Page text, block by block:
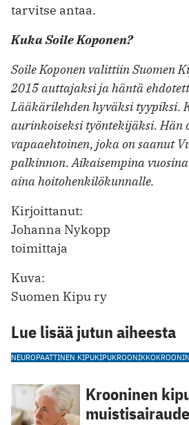
tarvitse antaa.
Kuka Soile Koponen?
Soile Koponen valittiin Suomen
2015 auttajaksi ja häntä
Lääkärilehden hyväksi tyypiksi.
aurinkoiseksi työntekijäksi. Hän
vapaaehtoinen, joka on saanut
palkinnon. Aikaisempina
aina hoitohenkilökunnalle.
Kirjoittanut:
Johanna Nykopp
toimittaja
Kuva:
Suomen Kipu ry
Lue lisää jutun aiheesta
NEUROPAATTINEN KIPUKIPUKROONIKKO
Krooninen